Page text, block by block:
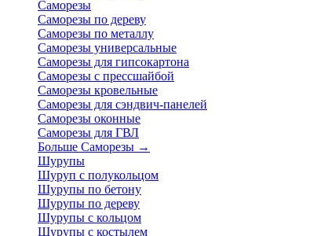
Саморезы
Саморезы по дереву
Саморезы по металлу
Саморезы универсальные
Саморезы для гипсокартона
Саморезы с прессшайбой
Саморезы кровельные
Саморезы для сэндвич-панелей
Саморезы оконные
Саморезы для ГВЛ
Больше Саморезы →
Шурупы
Шуруп с полукольцом
Шурупы по бетону
Шурупы по дереву
Шурупы с кольцом
Шурупы с костылем